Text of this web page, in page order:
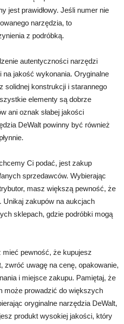
jest prawidłowy. Jeśli numer nie
narzędzia, to
z podróbką.
autentyczności narzędzi
na jakość wykonania. Oryginalne
solidnej konstrukcji i starannego
elementy są dobrze
ani oznak słabej jakości
DeWalt powinny być również
Ci podać, jest zakup
sprzedawców. Wybierając
masz większą pewność, że
Unikaj zakupów na aukcjach
sklepach, gdzie podróbki mogą
pewność, że kupujesz
zwróć uwagę na cenę, opakowanie,
i miejsce zakupu. Pamiętaj, że
może prowadzić do większych
oryginalne narzędzia DeWalt,
produkt wysokiej jakości, który